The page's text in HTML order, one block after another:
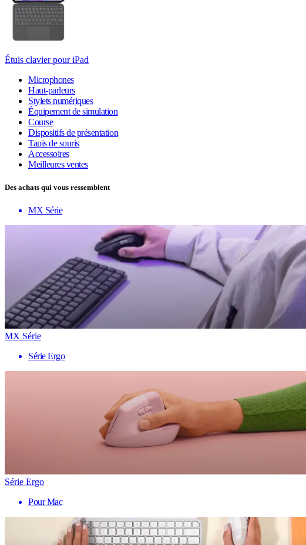
Étuis clavier pour iPad
Microphones
Haut-parleurs
Stylets numériques
Équipement de simulation
Course
Dispositifs de présentation
Tapis de souris
Accessoires
Meilleures ventes
Des achats qui vous ressemblent
MX Série
MX Série
Série Ergo
Série Ergo
Pour Mac